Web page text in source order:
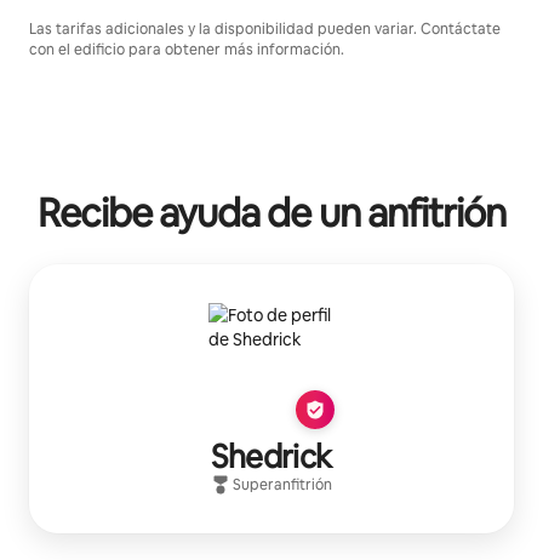
Las tarifas adicionales y la disponibilidad pueden variar. Contáctate
con el edificio para obtener más información.
Recibe ayuda de un anfitrión
Shedrick
Superanfitrión